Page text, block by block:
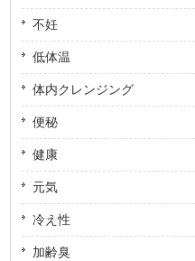
不妊
低体温
体内クレンジング
便秘
健康
元気
冷え性
加齢臭